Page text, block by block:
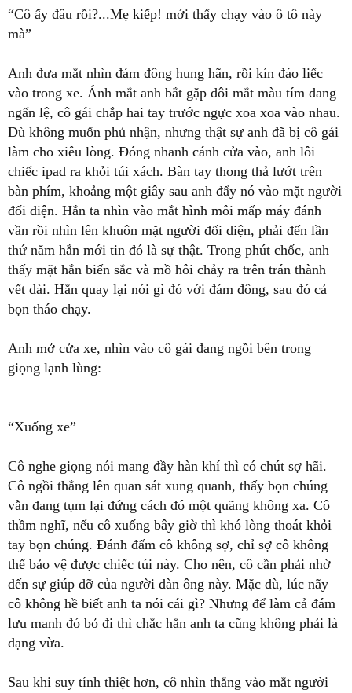
“Cô ấy đâu rồi?...Mẹ kiếp! mới thấy chạy vào ô tô này
mà”
Anh đưa mắt nhìn đám đông hung hãn, rồi kín đáo liếc
vào trong xe. Ánh mắt anh bắt gặp đôi mắt màu tím đang
ngấn lệ, cô gái chắp hai tay trước ngực xoa xoa vào nhau.
Dù không muốn phủ nhận, nhưng thật sự anh đã bị cô gái
làm cho xiêu lòng. Đóng nhanh cánh cửa vào, anh lôi
chiếc ipad ra khỏi túi xách. Bàn tay thong thả lướt trên
bàn phím, khoảng một giây sau anh đẩy nó vào mặt người
đối diện. Hắn ta nhìn vào mắt hình môi mấp máy đánh
vần rồi nhìn lên khuôn mặt người đối diện, phải đến lần
thứ năm hắn mới tin đó là sự thật. Trong phút chốc, anh
thấy mặt hắn biến sắc và mồ hôi chảy ra trên trán thành
vết dài. Hắn quay lại nói gì đó với đám đông, sau đó cả
bọn tháo chạy.
Anh mở cửa xe, nhìn vào cô gái đang ngồi bên trong
giọng lạnh lùng:
“Xuống xe”
Cô nghe giọng nói mang đầy hàn khí thì có chút sợ hãi.
Cô ngồi thẳng lên quan sát xung quanh, thấy bọn chúng
vẫn đang tụm lại đứng cách đó một quãng không xa. Cô
thầm nghĩ, nếu cô xuống bây giờ thì khó lòng thoát khỏi
tay bọn chúng. Đánh đấm cô không sợ, chỉ sợ cô không
thể bảo vệ được chiếc túi này. Cho nên, cô cần phải nhờ
đến sự giúp đỡ của người đàn ông này. Mặc dù, lúc nãy
cô không hề biết anh ta nói cái gì? Nhưng để làm cả đám
lưu manh đó bỏ đi thì chắc hẳn anh ta cũng không phải là
dạng vừa.
Sau khi suy tính thiệt hơn, cô nhìn thẳng vào mắt người